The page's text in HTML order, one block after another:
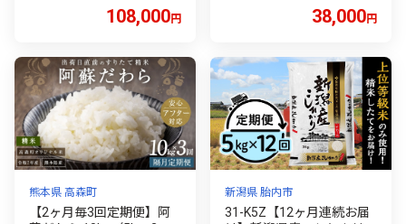
108,000円
上旬から順次出荷》 新潟
県産新之助 新潟産新之助
んのすけ 新潟 ブランド米
新之助 加茂市 加茂ユナイ
テッド
38,000円
熊本県 高森町
【2ヶ月毎3回定期便】阿
新潟県 胎内市
31-K5Z【12ヶ月連続お届